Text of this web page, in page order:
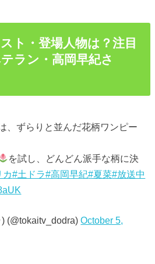
ト・登場人物は？注目
ラン・高岡早紀さ
、ずらりと並んだ花柄ワンピー
を試し、どんどん派手な柄に決
カ#土ドラ#高岡早紀#夏菜#放送中
(@tokaitv_dodra)October 5,